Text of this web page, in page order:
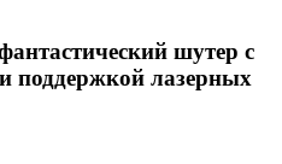
шутер с
поддержкой лазерных